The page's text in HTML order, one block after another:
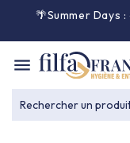
🌴Summer

Entretien
Équipement &
Rechercher un